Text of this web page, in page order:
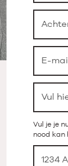
Vul je je
nood kan